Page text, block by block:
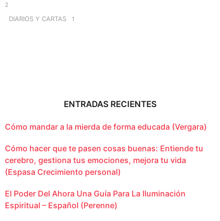
2
DIARIOS Y CARTAS 1
ENTRADAS RECIENTES
Cómo mandar a la mierda de forma educada (Vergara)
Cómo hacer que te pasen cosas buenas: Entiende tu
cerebro, gestiona tus emociones, mejora tu vida
(Espasa Crecimiento personal)
El Poder Del Ahora Una Guía Para La Iluminación
Espiritual – Español (Perenne)